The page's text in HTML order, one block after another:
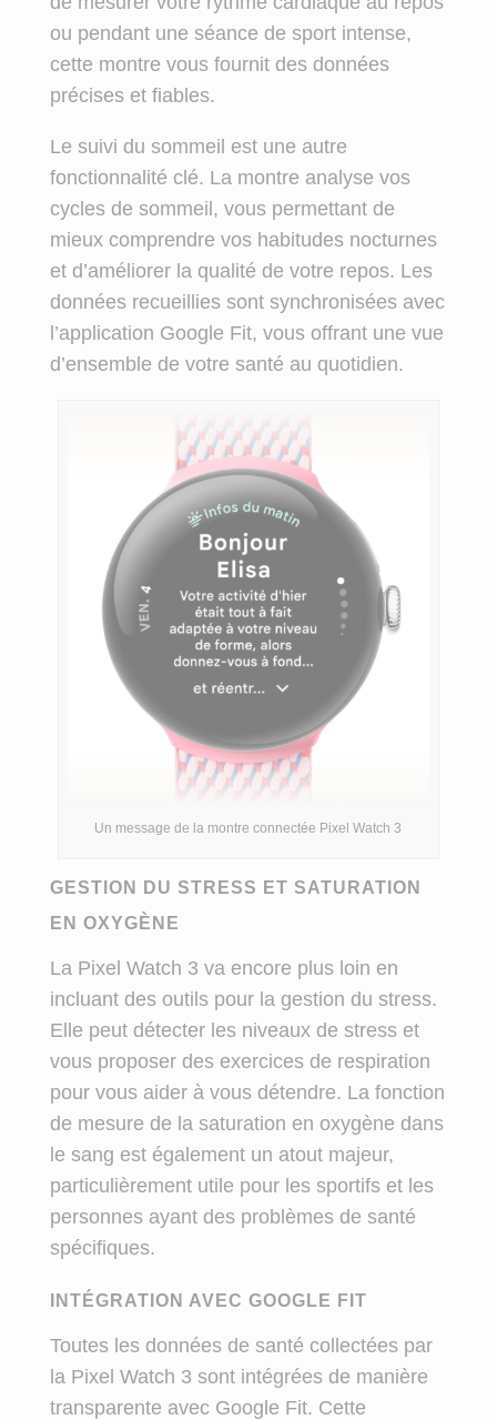
ou pendant une séance de sport intense,
cette montre vous fournit des données
précises et fiables.
Le suivi du sommeil est une autre
fonctionnalité clé. La montre analyse vos
cycles de sommeil, vous permettant de
mieux comprendre vos habitudes nocturnes
et d’améliorer la qualité de votre repos. Les
données recueillies sont synchronisées avec
l’application Google Fit, vous offrant une vue
d’ensemble de votre santé au quotidien.
Un message de la montre connectée Pixel Watch 3
GESTION DU STRESS ET SATURATION
EN OXYGÈNE
La Pixel Watch 3 va encore plus loin en
incluant des outils pour la gestion du stress.
Elle peut détecter les niveaux de stress et
vous proposer des exercices de respiration
pour vous aider à vous détendre. La fonction
de mesure de la saturation en oxygène dans
le sang est également un atout majeur,
particulièrement utile pour les sportifs et les
personnes ayant des problèmes de santé
spécifiques.
INTÉGRATION AVEC GOOGLE FIT
Toutes les données de santé collectées par
la Pixel Watch 3 sont intégrées de manière
transparente avec Google Fit. Cette